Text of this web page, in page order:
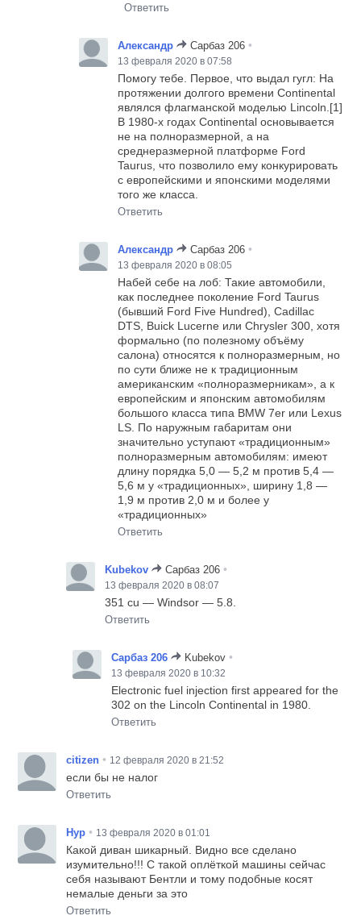
Ответить
Александр Сарбаз 206 •
13 февраля 2020 в 07:58
Помогу тебе. Первое, что выдал гугл: На
протяжении долгого времени Continental
являлся флагманской моделью Lincoln.[1]
В 1980-х годах Continental основывается
не на полноразмерной, а на
среднеразмерной платформе Ford
Taurus, что позволило ему конкурировать
с европейскими и японскими моделями
того же класса.
Ответить
Александр Сарбаз 206 •
13 февраля 2020 в 08:05
Набей себе на лоб: Такие автомобили,
как последнее поколение Ford Taurus
(бывший Ford Five Hundred), Cadillac
DTS, Buick Lucerne или Chrysler 300, хотя
формально (по полезному объёму
салона) относятся к полноразмерным, но
по сути ближе не к традиционным
американским «полноразмерникам», а к
европейским и японским автомобилям
большого класса типа BMW 7er или Lexus
LS. По наружным габаритам они
значительно уступают «традиционным»
полноразмерным автомобилям: имеют
длину порядка 5,0 — 5,2 м против 5,4 —
5,6 м у «традиционных», ширину 1,8 —
1,9 м против 2,0 м и более у
«традиционных»
Ответить
Kubekov Сарбаз 206 •
13 февраля 2020 в 08:07
351 cu — Windsor — 5.8.
Ответить
Сарбаз 206 Kubekov •
13 февраля 2020 в 10:32
Electronic fuel injection first appeared for the
302 on the Lincoln Continental in 1980.
Ответить
citizen • 12 февраля 2020 в 21:52
если бы не налог
Ответить
Нур • 13 февраля 2020 в 01:01
Какой диван шикарный. Видно все сделано
изумительно!!! С такой оплёткой машины сейчас
себя называют Бентли и тому подобные косят
немалые деньги за это
Ответить